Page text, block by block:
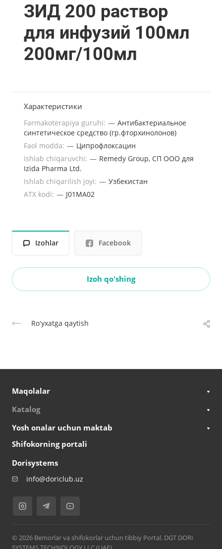
ЗИД 200 раствор
для инфузий 100мл
200мг/100мл
Характеристики
Farmakoterapiya guruhi: — Антибактериальное
синтетическое средство (гр.фторхинолонов)
Faol modda: — Ципрофлоксацин
Ishlab chiqaruvchi: — Remedy Group, СП ООО для
Izida Pharma Ltd.
Ishlab chiqarilish joyi: — Узбекистан
ATX kodi: — J01MA02
Izohlar Facebook
Izoh qo'shing
Roʻyxatga qaytish
Maqolalar
Katalog
Yosh onalar uchun maktab
Shifokorning portali
Dorisystems
info@doriclub.uz
© 2026 Bemorlar va shifokorlar uchun tibbiy Portal. DGT DORI